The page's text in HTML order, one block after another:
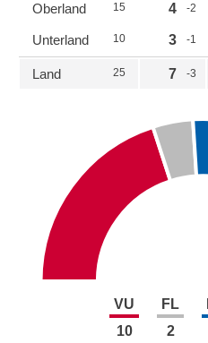
Oberland 15 4 -2
Unterland 10 3 -1
Land 25 7 -3
VU
10
FL
2